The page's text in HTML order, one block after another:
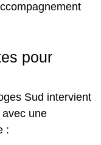
pour
Sud intervient
une
: